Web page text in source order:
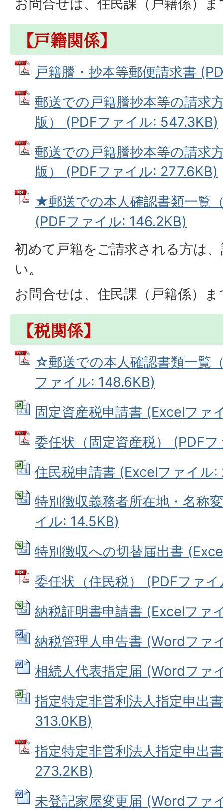
お問合せは、住民課（戸籍係）
【戸籍関係】
戸籍謄・抄本等郵便請求書
郵送での戸籍謄抄本等の請求
版） (PDFファイル: 547.3KB)
郵送での戸籍謄抄本等の請求
版） (PDFファイル: 277.6KB)
★郵送での本人確認書類一覧
(PDFファイル: 146.2KB)
初めて戸籍をご請求される方は
い。
お問合せは、住民課（戸籍係）
【税関係】
☆郵送での本人確認書類一覧
ファイル: 148.6KB)
固定資産税申請書 (Excelファ
委任状（固定資産税） (PDF
住民税申請書 (Excelファイル:
特別徴収義務者所在地・名称
イル: 14.5KB)
特別徴収への切替届出書
委任状（住民税） (PDFファ
納税証明書申請書 (Excelファ
納税管理人申告書 (Wordファ
相続人代表指定届 (Wordファ
指定特定非営利法人指定申出
313.0KB)
指定特定非営利法人指定申出
273.2KB)
未登記家屋変更届 (Wordファ